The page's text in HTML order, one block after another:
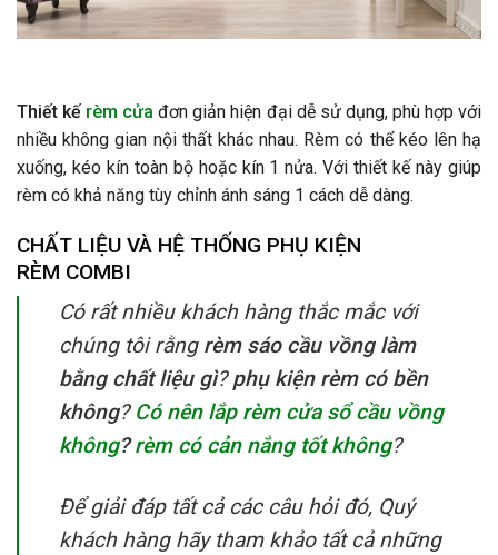
Thiết kế rèm cửa đơn giản hiện đại dễ sử dụng, phù hợp với
nhiều không gian nội thất khác nhau. Rèm có thể kéo lên hạ
xuống, kéo kín toàn bộ hoặc kín 1 nửa. Với thiết kế này giúp
rèm có khả năng tùy chỉnh ánh sáng 1 cách dễ dàng.
CHẤT LIỆU VÀ HỆ THỐNG PHỤ KIỆN
RÈM COMBI
Có rất nhiều khách hàng thắc mắc với
chúng tôi rằng rèm sáo cầu vồng làm
bằng chất liệu gì?phụ kiện rèm có bền
không? Có nên lắp rèm cửa sổ cầu vồng
không?rèm có cản nắng tốt không?
Để giải đáp tất cả các câu hỏi đó, Quý
khách hàng hãy tham khảo tất cả những